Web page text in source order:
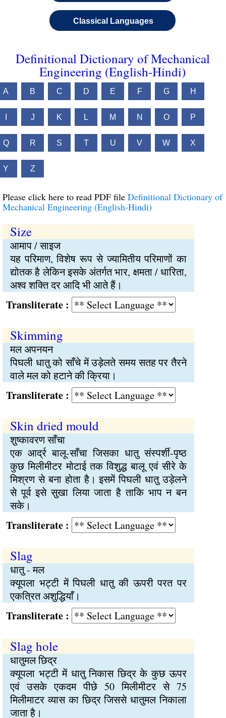
Classical Languages
Definitional Dictionary of Mechanical
Engineering (English-Hindi)
A B C D E F G H
J K L M N O P
Q R S T U V W X
Y Z
Please click here to read PDF file Definitional Dictionary of
Mechanical Engineering (English-Hindi)
Size
आमाप / साइज
यह परिमाण, विशेष रूप से ज्यामितीय परिमाणों का
द्योतक है लेकिन इसके अंतर्गत भार, क्षमता / धारिता,
अश्व शक्ति दर आदि भी आते हैं।
:
Skimming
मल अपनयन
पिघली धातु को साँचे में उड़ेलते समय सतह पर तैरने
वाले मल को हटाने की क्रिया।
:
Skin dried mould
शुष्कावरण साँचा
एक आर्द्र बालू-साँचा जिसका धातु संस्पर्शी-पृष्ठ
कुछ मिलीमीटर मोटाई तक विशुद्ध बालू एवं सीरे के
मिश्रण से बना होता है। इसमें पिघली धातु उड़ेलने
से पूर्व इसे सुखा लिया जाता है ताकि भाप न बन
सके।
:
Slag
धातु - मल
क्यूपला भट्टी में पिघली धातु की ऊपरी परत पर
एकत्रित अशुद्धियाँ।
:
Slag hole
धातुमल छिद्र
क्यूपला भट्टी में धातु निकास छिद्र के कुछ ऊपर
एवं उसके एकदम पीछे 50 मिलीमीटर से 75
मिलीमाटर व्यास का छिद्र जिससे धातुमल निकाला
जाता है।